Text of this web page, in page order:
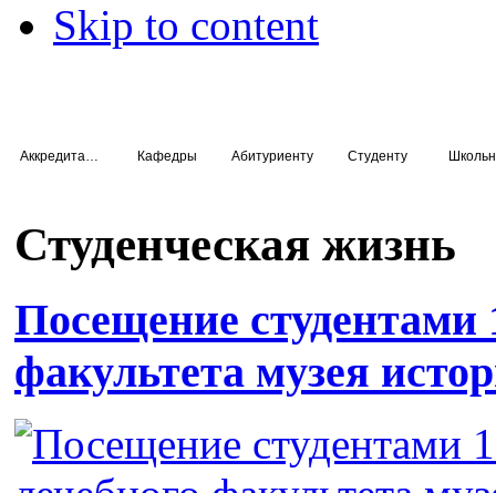
Skip to content
Кафедры Абитуриенту Студенту
Студенческая жизнь
Посещение студентами
факультета музея